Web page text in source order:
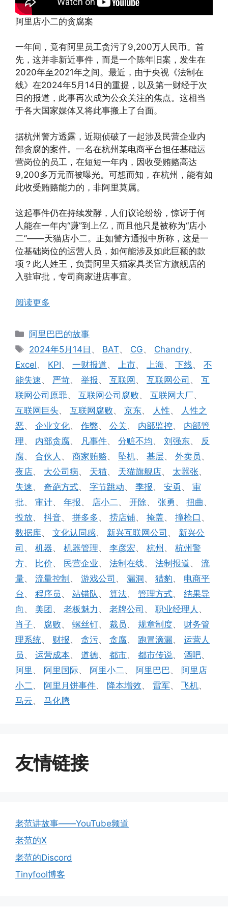
阿里店小二的贪腐案
一年间，竟有阿里员工贪污了9,200万人民币。首
先，这并非新近事件，而是一个陈年旧案，发生在
2020年至2021年之间。最近，由于央视《法制在
线》在2024年5月14日的重提，以及第一财经于次
日的报道，此事再次成为公众关注的焦点。这相当
于各大国家媒体又将此事搬上了台面。
据杭州警方透露，近期侦破了一起涉及民营企业内
部贪腐的案件。一名在杭州某电商平台担任基础运
营岗位的员工，在短短一年内，因收受贿赂高达
9,200多万元而被曝光。可想而知，在杭州，能有如
此收受贿赂能力的，非阿里莫属。
这起事件仍在持续发酵，人们议论纷纷，惊讶于何
人能在一年内“赚”到上亿，而且他只是被称为“店小
二”——天猫店小二。正如警方通报中所称，这是一
位基础岗位的运营人员，如何能涉及如此巨额的款
项？此人姓王，负责阿里天猫家具类官方旗舰店的
入驻审批，专司商家进店事宜。
阅读更多
分
类
阿里巴巴的故事
标
签
2024年5月14日 、 BAT、 CG、 Chandry、
Excel、 KPI、 一财报道、 上市、 上海、 下线、 不
能失速、 严苛、 举报、 互联网、 互联网公司 、 互
联网公司原罪、 互联网公司腐败、 互联网大厂、
互联网巨头、 互联网腐败、 京东、 人性、
人性之
恶、 企业文化、 作弊、 公关、 内部监控、 内部管
理、 内部贪腐、 凡事件、 分赃不均、 刘强东、 反
腐、 合伙人 、 商家贿赂、 坠机、 基层、 外卖员 、
夜店、 大公司病、 天猫、 天猫旗舰店、 太嚣张、
失速、 奇葩方式、 字节跳动、 季报、 安勇 、 审
批、 审计、 年报、 店小二 、 开除、 张勇 、 扭曲 、
投放、 抖音、 拼多多 、 捞店铺、 掩盖、 撞枪口 、
数据库、 文化认同感、 新兴互联网公司 、 新兴公
司 、 机器、 机器管理、 李彦宏、 杭州 、 杭州警
方、 比价、 民营企业、 法制在线、 法制报道、 流
量、 流量控制、 游戏公司 、 漏洞、 猎豹、 电商平
台 、 程序员 、 站错队 、 算法、 管理方式、 结果导
向 、 美团 、 老板魅力 、 老牌公司 、 职业经理人 、
肖子、 腐败、 螺丝钉、 裁员 、 规章制度、 财务管
理系统、 财报、 贪污、 贪腐、 跑冒滴漏、 运营人
员 、 运营成本、 道德、 都市、 都市传说、 酒吧、
阿里 、 阿里国际、 阿里小二 、 阿里巴巴、 阿里店
小二 、 阿里月饼事件、 降本增效、 雷军、 飞机、
马云、 马化腾
友情链接
老范讲故事——YouTube频道
老范的X
老范的Discord
Tinyfool博客